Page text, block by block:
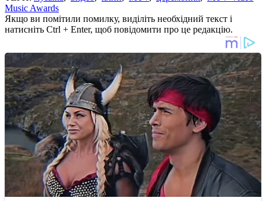
Music Awards
Якщо ви помітили помилку, виділіть необхідний текст і
натисніть Ctrl + Enter, щоб повідомити про це редакцію.